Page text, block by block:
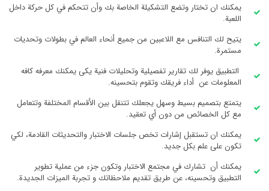
يمكنك ان تختار وتضع التشكيلة الخاصة بك وأن تتحكم في كل حركة داخل
اللعبة.
يتيح لك التنافس مع اللاعبين من جميع أنحاء العالم في بطولات وتحديات
مستمرة.
التطبيق يوفر لك تقارير تفصيلية وتحليلات فنية يكى يمكنك معرفه كافه
المعلومات عن أداء فريقك وتقوم بتحسينه.
يتمتع بتصميم بسيط وسهل يجعلك تتنقل بين الأقسام المختلفة وتتعامل
مع كل الخصائص من دون أي تعقيد.
يمكنك ان تستقبل إشارات تخص جلسات الاختبار والتحديثات القادمة، لكي
تكون على علم بكل جديد.
يمكنك أن تشارك في مجتمع الاختبار وتكون جزء من عملية تطوير
التطبيق وتحسينه، عن طريق تقديم ملاحظاتك و تجربة الميزات الجديدة.